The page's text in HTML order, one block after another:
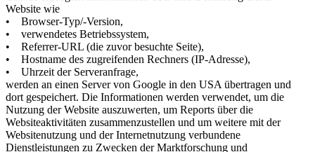
Website wie
• Browser-Typ/-Version,
• verwendetes Betriebssystem,
• Referrer-URL (die zuvor besuchte Seite),
• Hostname des zugreifenden Rechners (IP-Adresse),
• Uhrzeit der Serveranfrage,
werden an einen Server von Google in den USA übertragen und
dort gespeichert. Die Informationen werden verwendet, um die
Nutzung der Website auszuwerten, um Reports über die
Websiteaktivitäten zusammenzustellen und um weitere mit der
Websitenutzung und der Internetnutzung verbundene
Dienstleistungen zu Zwecken der Marktforschung und